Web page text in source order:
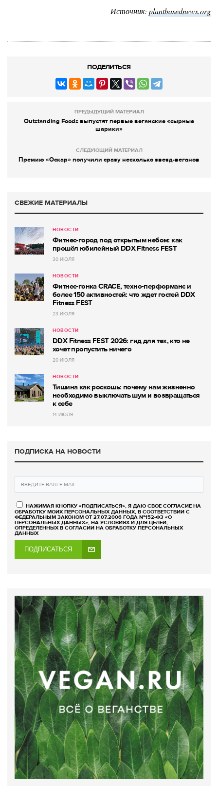
Источник: plantbasednews.org
ПОДЕЛИТЬСЯ
ПРЕДЫДУЩИЙ МАТЕРИАЛ
Outstanding Foods выпустят первые веганские «сырные
шарики»
СЛЕДУЮЩИЙ МАТЕРИАЛ
Премию «Оскар» получили сразу несколько звезд-веганов
СВЕЖИЕ МАТЕРИАЛЫ
НОВОСТИ
Фитнес-город под открытым небом: как
прошёл юбилейный DDX Fitness FEST
30 ИЮЛЯ
НОВОСТИ
Фитнес-гонка CRACE, техно-перформанс и
более 150 активностей: что ждет гостей DDX
Fitness FEST
23 ИЮЛЯ
НОВОСТИ
DDX Fitness FEST 2026: гид для тех, кто не
хочет пропустить ничего
20 ИЮЛЯ
НОВОСТИ
Тишина как роскошь: почему нам жизненно
необходимо выключать шум и возвращаться
к себе
14 ИЮЛЯ
ПОДПИСКА НА НОВОСТИ
НАЖИМАЯ КНОПКУ «ПОДПИСАТЬСЯ», Я ДАЮ СВОЕ СОГЛАСИЕ НА
ОБРАБОТКУ МОИХ ПЕРСОНАЛЬНЫХ ДАННЫХ, В СООТВЕТСТВИИ С
ФЕДЕРАЛЬНЫМ ЗАКОНОМ ОТ 27.07.2006 ГОДА №152-ФЗ «О
ПЕРСОНАЛЬНЫХ ДАННЫХ», НА УСЛОВИЯХ И ДЛЯ ЦЕЛЕЙ,
ОПРЕДЕЛЕННЫХ В СОГЛАСИИ НА ОБРАБОТКУ ПЕРСОНАЛЬНЫХ
ДАННЫХ
ПОДПИСАТЬСЯ